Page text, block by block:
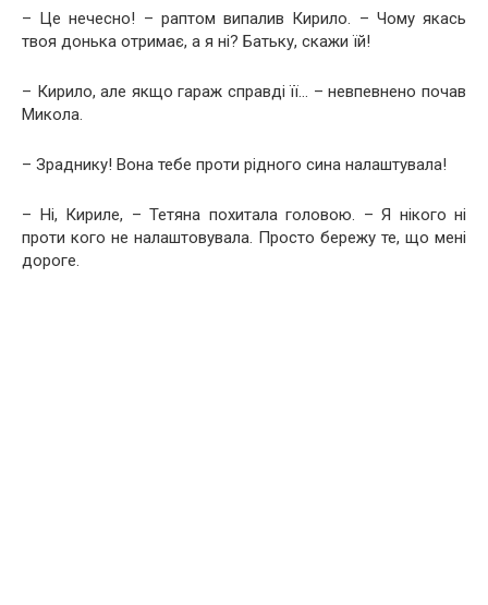
– Це нечесно! – раптом випалив Кирило. – Чому якась
твоя донька отримає, а я ні? Батьку, скажи їй!
– Кирило, але якщо гараж справді її… – невпевнено почав
Микола.
– Зраднику! Вона тебе проти рідного сина налаштувала!
– Ні, Кириле, – Тетяна похитала головою. – Я нікого ні
проти кого не налаштовувала. Просто бережу те, що мені
дороге.